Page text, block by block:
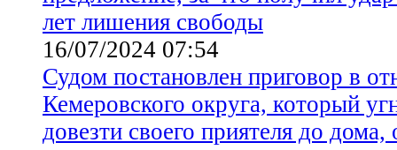
лет лишения свободы
16/07/2024 07:54
Судом постановлен приговор в
Кемеровского округа, который
довезти своего приятеля до